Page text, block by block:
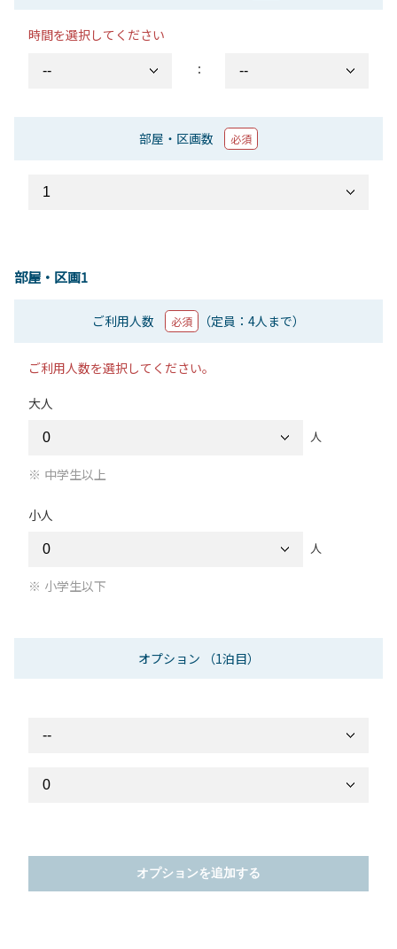
時間を選択してください
：
部屋・区画数 必須
部屋・区画1
ご利用人数 必須 （定員：4人まで）
ご利用人数を選択してください。
大人
人
中学生以上
小人
人
小学生以下
オプション （1泊目）
オプションを追加する